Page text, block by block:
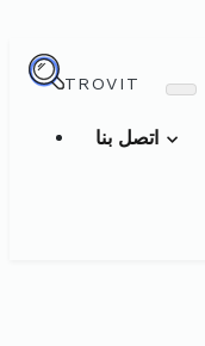
TROVIT